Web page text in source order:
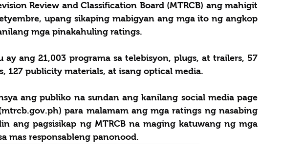
Review and Classification Board (MTRCB) ang mahigit
upang sikaping mabigyan ang mga ito ng angkop
mga pinakahuling ratings.
ay ang 21,003 programa sa telebisyon, plugs, at trailers, 57
127 publicity materials, at isang optical media.
ang publiko na sundan ang kanilang social media page
mtrcb.gov.ph) para malamam ang mga ratings ng nasabing
ang pagsisikap ng MTRCB na maging katuwang ng mga
mas responsableng panonood.